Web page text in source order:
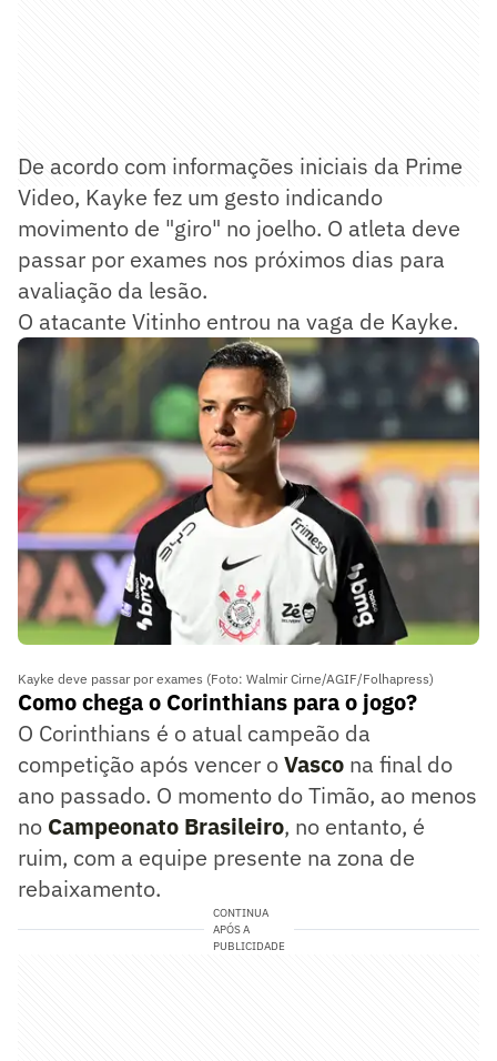
De acordo com informações iniciais da Prime
Video, Kayke fez um gesto indicando
movimento de "giro" no joelho. O atleta deve
passar por exames nos próximos dias para
avaliação da lesão.
O atacante Vitinho entrou na vaga de Kayke.
Kayke deve passar por exames (Foto: Walmir Cirne/AGIF/Folhapress)
Como chega o Corinthians para o jogo?
O Corinthians é o atual campeão da
competição após vencer oVasco na final do
ano passado. O momento do Timão, ao menos
no Campeonato Brasileiro, no entanto, é
ruim, com a equipe presente na zona de
rebaixamento.
CONTINUA
APÓS A
PUBLICIDADE